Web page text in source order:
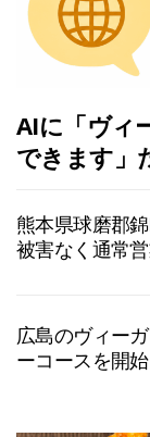
AIに「ヴィ
できます」
熊本県球磨郡
被害なく通常
広島のヴィー
ーコースを開始